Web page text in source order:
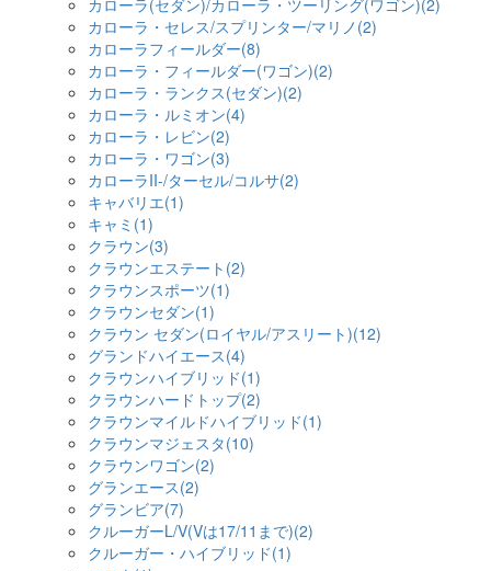
カローラ(セダン)/カローラ・ツーリング(ワゴン)(2)
カローラ・セレス/スプリンター/マリノ(2)
カローラフィールダー(8)
カローラ・フィールダー(ワゴン)(2)
カローラ・ランクス(セダン)(2)
カローラ・ルミオン(4)
カローラ・レビン(2)
カローラ・ワゴン(3)
カローラII-/ターセル/コルサ(2)
キャバリエ(1)
キャミ(1)
クラウン(3)
クラウンエステート(2)
クラウンスポーツ(1)
クラウンセダン(1)
クラウン セダン(ロイヤル/アスリート)(12)
グランドハイエース(4)
クラウンハイブリッド(1)
クラウンハードトップ(2)
クラウンマイルドハイブリッド(1)
クラウンマジェスタ(10)
クラウンワゴン(2)
グランエース(2)
グランビア(7)
クルーガーL/V(Vは17/11まで)(2)
クルーガー・ハイブリッド(1)